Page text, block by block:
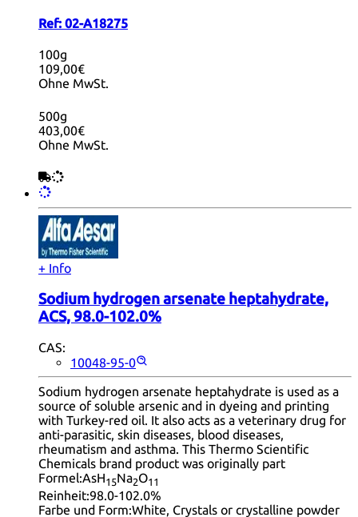
Ref: 02-A18275
100g
109,00€
Ohne MwSt.
500g
403,00€
Ohne MwSt.
+ Info
Sodium hydrogen arsenate heptahydrate,
ACS, 98.0-102.0%
CAS:
10048-95-0
Sodium hydrogen arsenate heptahydrate is used as a
source of soluble arsenic and in dyeing and printing
with Turkey-red oil. It also acts as a veterinary drug for
anti-parasitic, skin diseases, blood diseases,
rheumatism and asthma. This Thermo Scientific
Chemicals brand product was originally part
Formel:AsH15Na2O11
Reinheit:98.0-102.0%
Farbe und Form:White, Crystals or crystalline powder